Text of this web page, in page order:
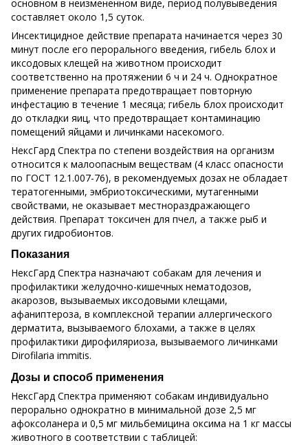
основном в неизмененном виде, период полувыведения
составляет около 1,5 суток.
Инсектицидное действие препарата начинается через 30
минут после его перорального введения, гибель блох и
иксодовых клещей на животном происходит
соответственно на протяжении 6 ч и 24 ч. Однократное
применение препарата предотвращает повторную
инфестацию в течение 1 месяца; гибель блох происходит
до откладки яиц, что предотвращает контаминацию
помещений яйцами и личинками насекомого.
НексГард Спектра по степени воздействия на организм
относится к малоопасным веществам (4 класс опасности
по ГОСТ 12.1.007-76), в рекомендуемых дозах не обладает
тератогенными, эмбриотоксическими, мутагенными
свойствами, не оказывает местнораздражающего
действия. Препарат токсичен для пчел, а также рыб и
других гидробионтов.
Показания
НексГард Спектра назначают собакам для лечения и
профилактики желудочно-кишечных нематодозов,
акарозов, вызываемых иксодовыми клещами,
афаниптероза, в комплексной терапии аллергического
дерматита, вызываемого блохами, а также в целях
профилактики дирофиляриоза, вызываемого личинками
Dirofilaria immitis.
Дозы и способ применения
НексГард Спектра применяют собакам индивидуально
перорально однократно в минимальной дозе 2,5 мг
афоксоланера и 0,5 мг мильбемицина оксима на 1 кг массы
животного в соответствии с таблицей: